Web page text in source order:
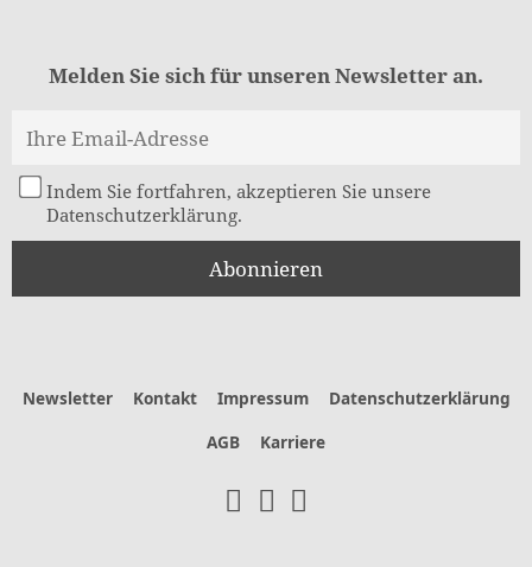
Melden Sie sich für unseren Newsletter an.
Indem Sie fortfahren, akzeptieren Sie unsere
Datenschutzerklärung.
Newsletter Kontakt Impressum
Datenschutzerklärung
AGB
Karriere